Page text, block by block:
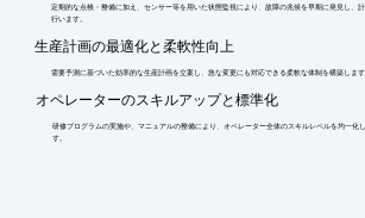
定期的な点検・整備に加え、センサー等を用いた状態監視により、故障の兆候を早期に発見し、
行います。
生産計画の最適化と柔軟性向上
需要予測に基づいた効率的な生産計画を立案し、急な変更にも対応できる柔軟な体制を構築します
オペレーターのスキルアップと標準化
研修プログラムの実施や、マニュアルの整備により、オペレーター全体のスキルレベルを均一化
す。